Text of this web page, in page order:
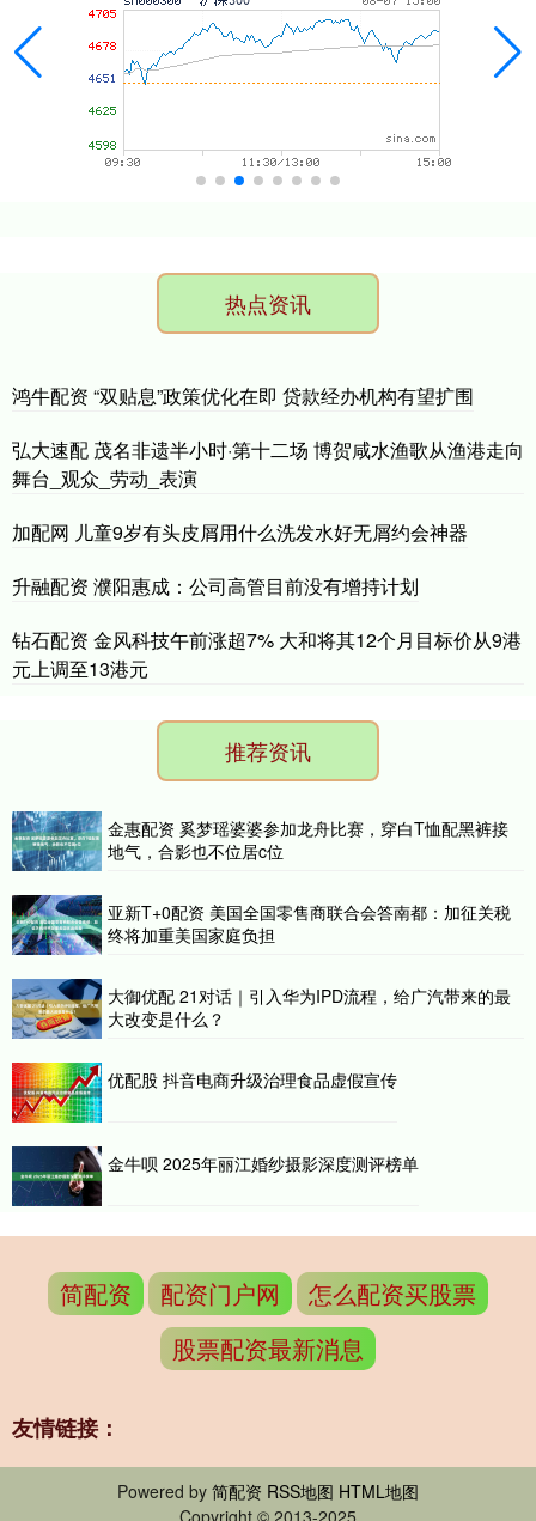
热点资讯
鸿牛配资 “双贴息”政策优化在即 贷款经办机构有望扩围
弘大速配 茂名非遗半小时·第十二场 博贺咸水渔歌从渔港走向
舞台_观众_劳动_表演
加配网 儿童9岁有头皮屑用什么洗发水好无屑约会神器
升融配资 濮阳惠成：公司高管目前没有增持计划
钻石配资 金风科技午前涨超7% 大和将其12个月目标价从9港
元上调至13港元
推荐资讯
金惠配资 奚梦瑶婆婆参加龙舟比赛，穿白T恤配黑裤接
地气，合影也不位居c位
亚新T+0配资 美国全国零售商联合会答南都：加征关税
终将加重美国家庭负担
大御优配 21对话｜引入华为IPD流程，给广汽带来的最
大改变是什么？
优配股 抖音电商升级治理食品虚假宣传
金牛呗 2025年丽江婚纱摄影深度测评榜单
简配资 配资门户网
怎么配资买股票
股票配资最新消息
友情链接：
Powered by 简配资 RSS地图 HTML地图